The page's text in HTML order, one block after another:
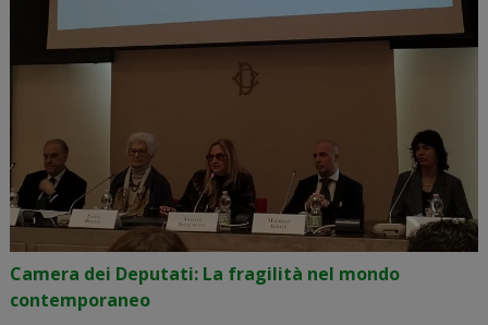
Camera dei Deputati: La fragilità nel mondo
contemporaneo